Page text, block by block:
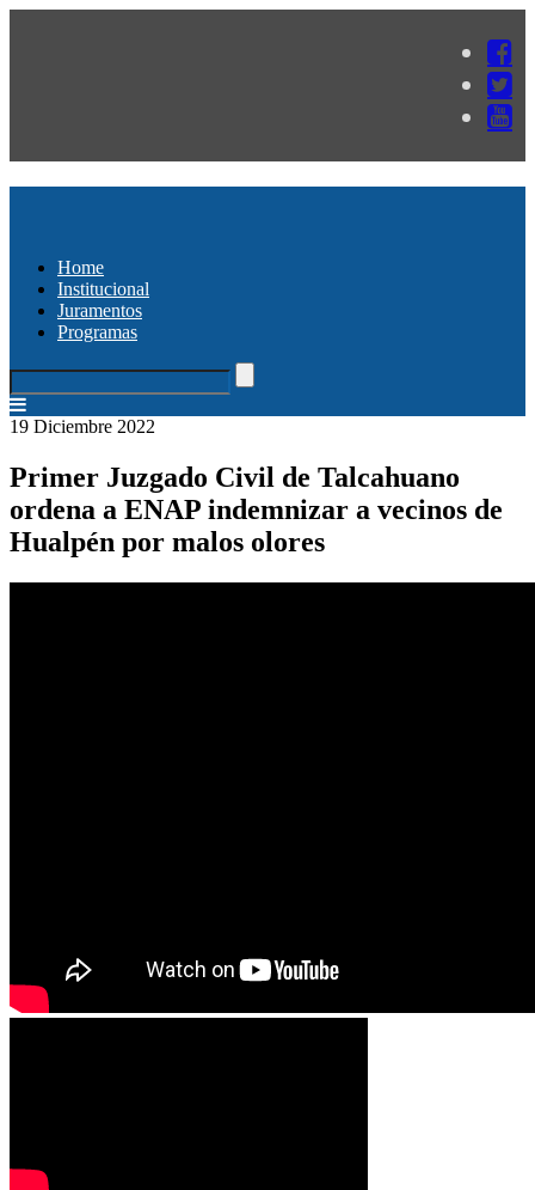
Home
Institucional
Juramentos
Programas
19 Diciembre 2022
Primer Juzgado Civil de Talcahuano
ordena a ENAP indemnizar a vecinos de
Hualpén por malos olores